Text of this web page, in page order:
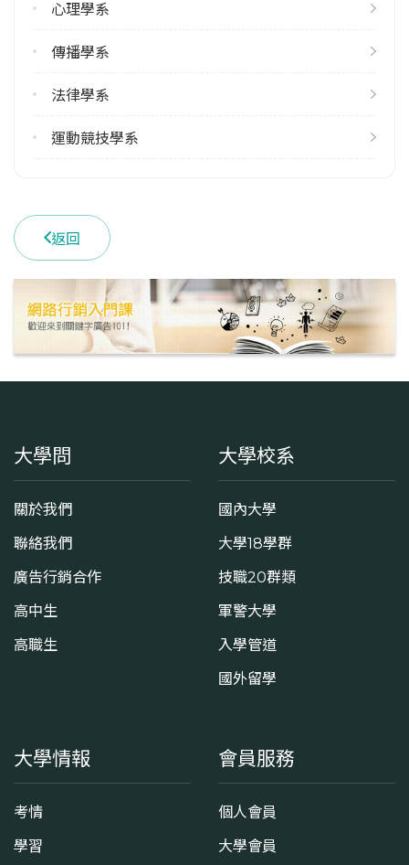
8
雙主修人數
113學年度下學期
(05)2720411 #21100
學系地址
嘉義縣民雄鄉大學路一段168號
心理學系
傳播學系
法律學系
運動競技學系
返回
大學問
關於我們
聯絡我們
廣告行銷合作
高中生
高職生
大學校系
國內大學
大學18學群
技職20群類
軍警大學
入學管道
國外留學
大學情報
考情
學習
會員服務
個人會員
大學會員